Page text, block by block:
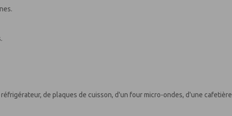
de plaques de cuisson, d'un four micro-ondes, d'une cafetière